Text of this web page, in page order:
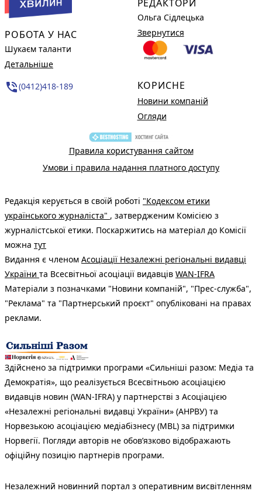
РОБОТА У НАС
Шукаєм таланти
Детальніше
phone_in_talk(0412)418-189
РЕДАКТОРИ
Ольга Сідлецька
Звернутися
КОРИСНЕ
Новини компаній
Огляди
Правила користування сайтом
Умови і правила надання платного доступу
Редакція керується в своїй роботі "Кодексом етики
українського журналіста" , затвердженим Комісією з
журналістської етики. Поскаржитись на матеріал до Комісії
можна тут
Видання є членом Асоціації Незалежні регіональні видавці
України та Всесвітньої асоціації видавців WAN-IFRA
Матеріали з позначками "Новини компаній", "Прес-служба",
"Реклама" та "Партнерський проєкт" опубліковані на правах
реклами.
Здійснено за підтримки програми «Сильніші разом: Медіа та
Демократія», що реалізується Всесвітньою асоціацією
видавців новин (WAN-IFRA) у партнерстві з Асоціацією
«Незалежні регіональні видавці України» (АНРВУ) та
Норвезькою асоціацією медіабізнесу (MBL) за підтримки
Норвегії. Погляди авторів не обов’язково відображають
офіційну позицію партнерів програми.
Незалежний новинний портал з оперативним висвітленням